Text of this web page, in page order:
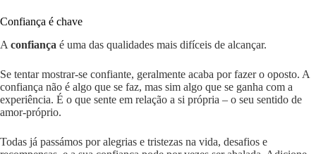
Confiança é chave
A confiança é uma das qualidades mais difíceis de alcançar.
Se tentar mostrar-se confiante, geralmente acaba por fazer o oposto. A
confiança não é algo que se faz, mas sim algo que se ganha com a
experiência. É o que sente em relação a si própria – o seu sentido de
amor-próprio.
Todas já passámos por alegrias e tristezas na vida, desafios e